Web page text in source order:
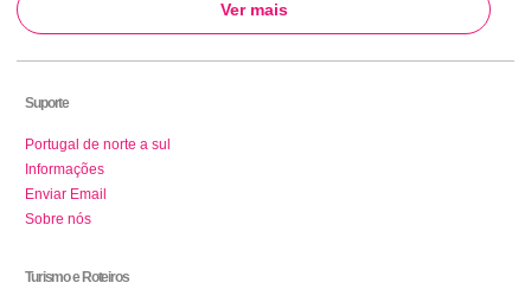
Ver mais
Suporte
Portugal de norte a sul
Informações
Enviar Email
Sobre nós
Turismo e Roteiros